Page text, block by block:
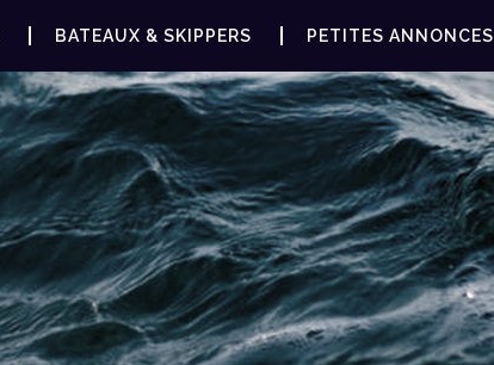
BATEAUX & SKIPPERS PETITES ANNONCES